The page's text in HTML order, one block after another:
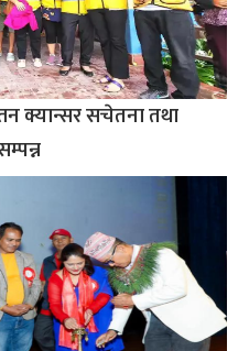
क्यान्सर सचेतना तथा